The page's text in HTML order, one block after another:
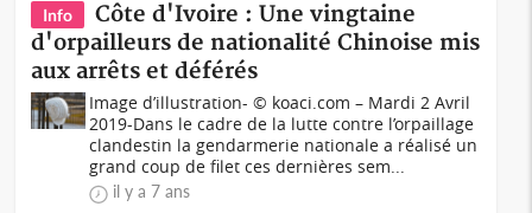
Info
Côte d'Ivoire : Une vingtaine
d'orpailleurs de nationalité Chinoise mis
aux arrêts et déférés
Image d’illustration- © koaci.com – Mardi 2 Avril
2019-Dans le cadre de la lutte contre l’orpaillage
clandestin la gendarmerie nationale a réalisé un
grand coup de filet ces dernières sem...
il y a 7 ans